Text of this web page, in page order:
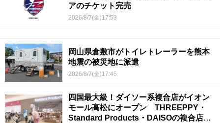
アのチケット完売
2026/8/7(金)17:53
岡山県倉敷市がトイレトレーラーを熊本
地震の被災地に派遣
2026/8/7(金)17:45
四国最大級！ダイソー系複合店がイオン
モール高松にオープン THREEPPY・
Standard Products・DAISOの複合店は